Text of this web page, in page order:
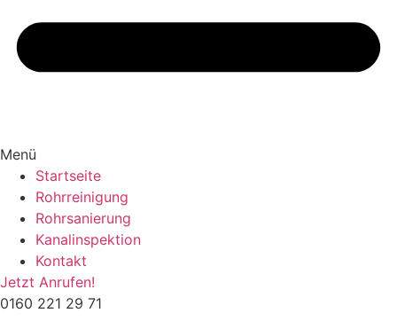
Menü
Startseite
Rohrreinigung
Rohrsanierung
Kanalinspektion
Kontakt
Jetzt Anrufen!
0160 221 29 71